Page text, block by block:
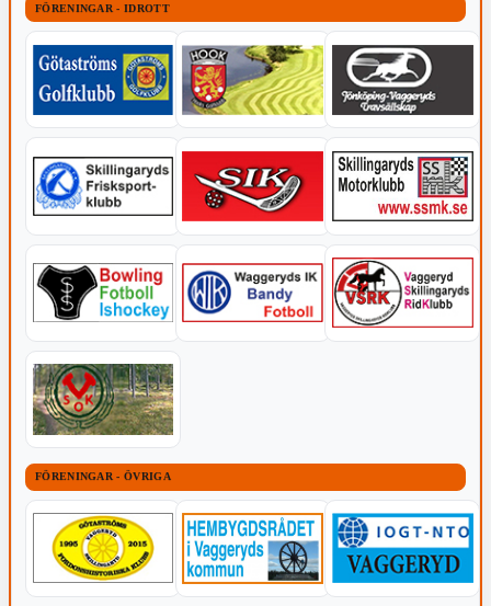
FÖRENINGAR - IDROTT
FÖRENINGAR - ÖVRIGA